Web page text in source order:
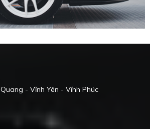
- Vĩnh Yên - Vĩnh Phúc